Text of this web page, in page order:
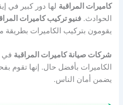
كاميرات المراقبة لها دور كبير في
الحوادث.فنيو تركيب كاميرات
يقومون بتركيب الكاميرات بطريقة
شركات صيانة كاميرات المراقبة في
الكاميرات بأفضل حال. إنها تقوم
يضمن أمان الناس.